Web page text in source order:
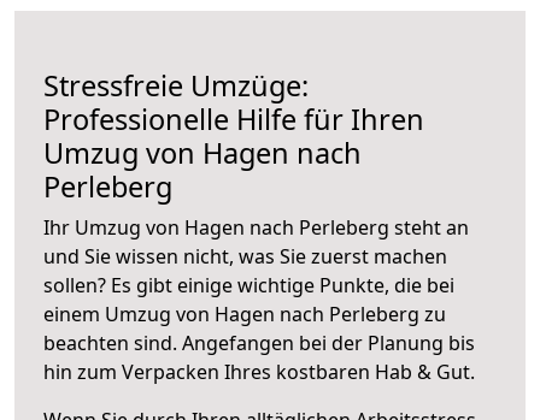
Stressfreie Umzüge:
Professionelle Hilfe für Ihren
Umzug von Hagen nach
Perleberg
Ihr Umzug von Hagen nach Perleberg steht an
und Sie wissen nicht, was Sie zuerst machen
sollen? Es gibt einige wichtige Punkte, die bei
einem Umzug von Hagen nach Perleberg zu
beachten sind. Angefangen bei der Planung bis
hin zum Verpacken Ihres kostbaren Hab & Gut.